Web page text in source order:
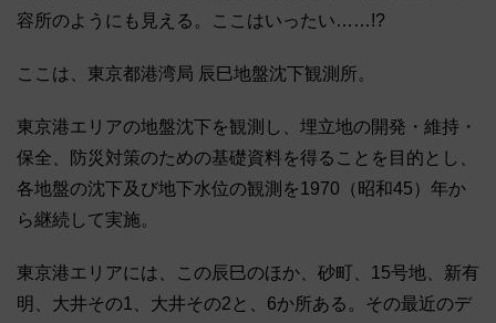
容所のようにも見える。ここはいったい……!?
ここは、東京都港湾局 辰巳地盤沈下観測所。
東京港エリアの地盤沈下を観測し、埋立地の開発・維持・
保全、防災対策のための基礎資料を得ることを目的とし、
各地盤の沈下及び地下水位の観測を1970（昭和45）年か
ら継続して実施。
東京港エリアには、この辰巳のほか、砂町、15号地、新有
明、大井その1、大井その2と、6か所ある。その最近のデ